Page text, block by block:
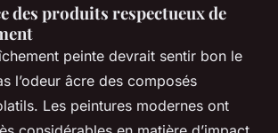
des produits respectueux de
peinte devrait sentir bon le
l’odeur âcre des composés
Les peintures modernes ont